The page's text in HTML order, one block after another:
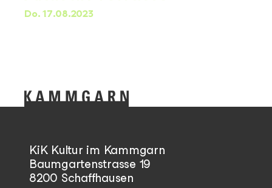
Do. 17.08.2023
KiK Kultur im Kammgarn
Baumgartenstrasse 19
8200 Schaffhausen